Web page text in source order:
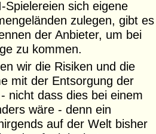
Spielereien sich eigene
zulegen, gibt es
der Anbieter, um bei
zu kommen.
wir die Risiken und die
mit der Entsorgung der
nicht dass dies bei einem
wäre - denn ein
auf der Welt bisher